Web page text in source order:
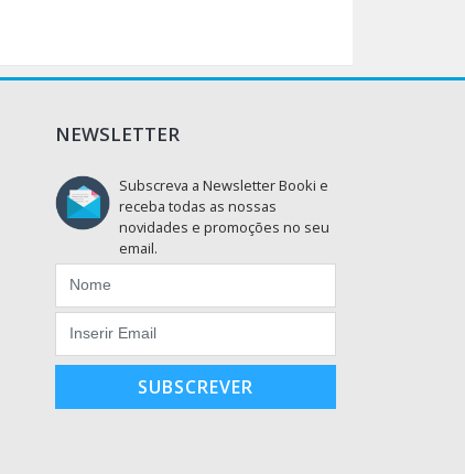
NEWSLETTER
Subscreva a Newsletter Booki e
receba todas as nossas
novidades e promoções no seu
email.
SUBSCREVER